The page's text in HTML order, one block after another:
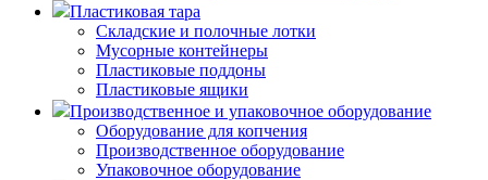
Пластиковая тара
Складские и полочные лотки
Мусорные контейнеры
Пластиковые поддоны
Пластиковые ящики
Производственное и упаковочное оборудование
Оборудование для копчения
Производственное оборудование
Упаковочное оборудование